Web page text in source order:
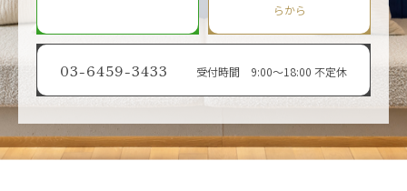
らから
03-6459-3433 受付時間 9:00〜18:00 不定休